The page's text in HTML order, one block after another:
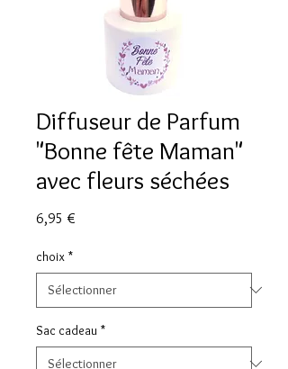
Diffuseur de Parfum
"Bonne fête Maman"
avec fleurs séchées
6,95 €
choix *
Sac cadeau *